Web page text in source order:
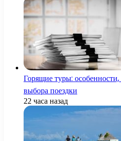
Горящие туры:
выбора поездки
22 часа назад